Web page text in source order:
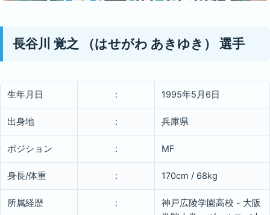
長谷川 覚之 （はせがわ あきゆき） 選手
生年月日 : 1995年5月6日
出身地 : 兵庫県
ポジション : MF
身長/体重 : 170cm / 68kg
所属経歴 :
神戸広陵学園高校 - 大阪